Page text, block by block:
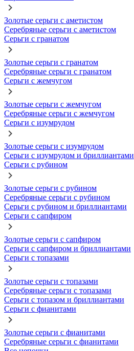
Золотые серьги с аметистом
Серебряные серьги с аметистом
Серьги с гранатом
Золотые серьги с гранатом
Серебряные серьги с гранатом
Серьги с жемчугом
Золотые серьги с жемчугом
Серебряные серьги с жемчугом
Серьги с изумрудом
Золотые серьги с изумрудом
Серьги с изумрудом и бриллиантами
Серьги с рубином
Золотые серьги с рубином
Серебряные серьги с рубином
Серьги с рубином и бриллиантами
Серьги с сапфиром
Золотые серьги с сапфиром
Серьги с сапфиром и бриллиантами
Серьги с топазами
Золотые серьги с топазами
Серебряные серьги с топазами
Серьги с топазом и бриллиантами
Серьги с фианитами
Золотые серьги с фианитами
Серебряные серьги с фианитами